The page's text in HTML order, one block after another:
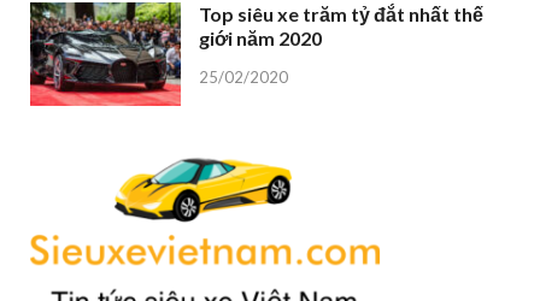
Top siêu xe trăm tỷ đắt nhất thế
giới năm 2020
25/02/2020